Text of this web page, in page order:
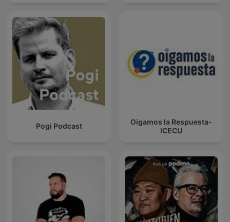
Pogi Podcast
Oigamos la Respuesta-
ICECU